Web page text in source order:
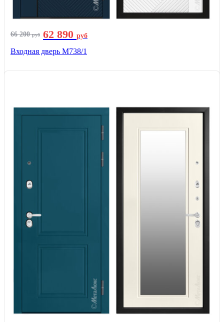
66 200руб 62 890 руб
Входная дверь М738/1